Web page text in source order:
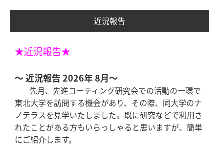
近況報告
★近況報告★
～ 近況報告 2026年 8月～
先月、先進コーティング研究会での活動の一環で
東北大学を訪問する機会があり、その際、同大学のナ
ノテラスを見学いたしました。既に研究などで利用さ
れたことがある方もいらっしゃると思いますが、簡単
にご紹介します。